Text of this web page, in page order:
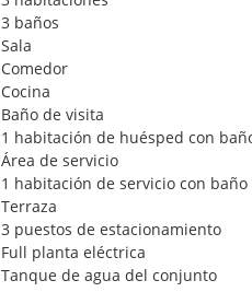
3 baños
Sala
Comedor
Cocina
Baño de visita
1 habitación de huésped con
Área de servicio
1 habitación de servicio con baño
Terraza
3 puestos de estacionamiento
Full planta eléctrica
Tanque de agua del conjunto